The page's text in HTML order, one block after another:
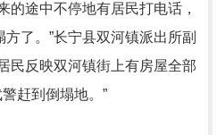
的途中不停地有居民打电话，
了。”长宁县双河镇派出所副
民反映双河镇街上有房屋全部
赶到倒塌地。”